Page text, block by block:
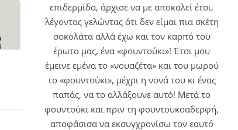
επιδερμίδα, άρχισε να με αποκαλεί έτσι,
λέγοντας γελώντας ότι δεν είμαι πια σκέτη
σοκολάτα αλλά έχω και τον καρπό του
έρωτα μας, ένα «φουντούκι»! Έτσι μου
έμεινε εμένα το «νουαζέτα» και του μωρού
το «φουντούκι», μέχρι η νονά του κι ένας
παπάς, να το αλλάξουνε αυτό! Μετά το
φουντούκι και πριν τη φουντουκοαδερφή,
αποφάσισα να εκσυγχρονίσω τον εαυτό